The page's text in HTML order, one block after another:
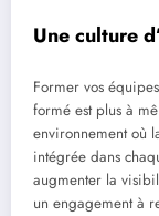
Une culture
Former vos
formé est plus à
environnement où
intégrée dans
augmenter la
un engagement à